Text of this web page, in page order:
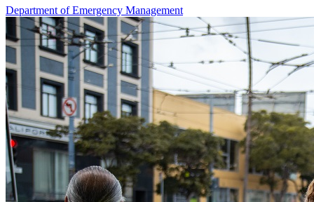
Department of Emergency Management